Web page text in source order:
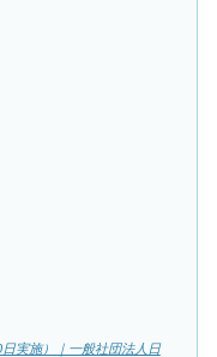
実施）｜一般社団法人日